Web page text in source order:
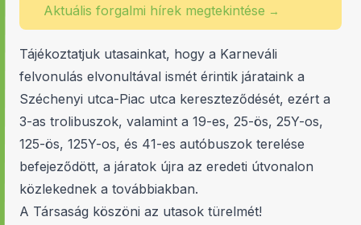
Aktuális forgalmi hírek megtekintése →
Tájékoztatjuk utasainkat, hogy a Karneváli
felvonulás elvonultával ismét érintik járataink a
Széchenyi utca-Piac utca kereszteződését, ezért a
3-as trolibuszok, valamint a 19-es, 25-ös, 25Y-os,
125-ös, 125Y-os, és 41-es autóbuszok terelése
befejeződött, a járatok újra az eredeti útvonalon
közlekednek a továbbiakban.
A Társaság köszöni az utasok türelmét!